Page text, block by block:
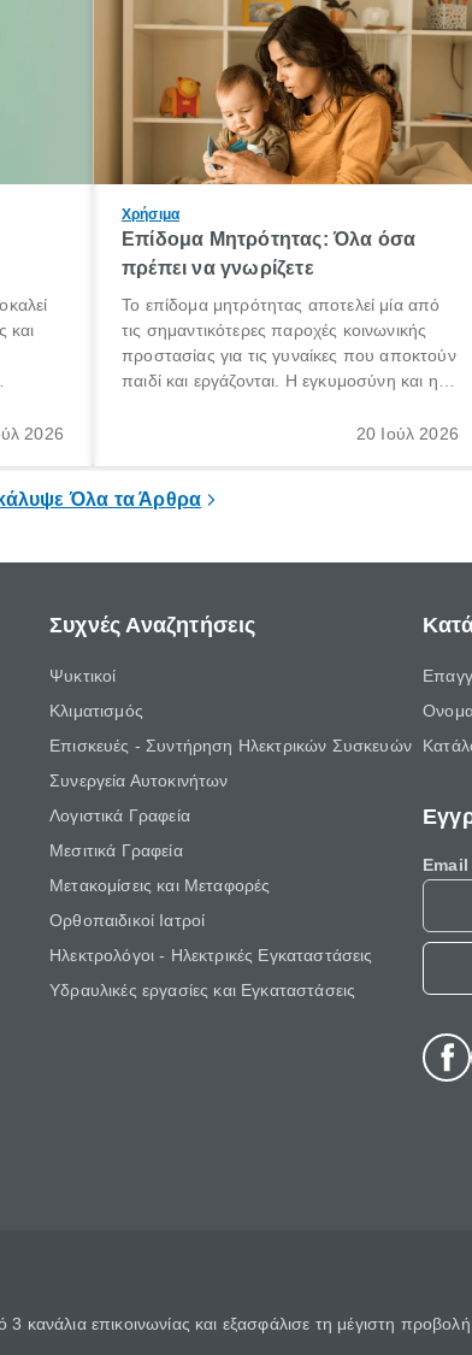
και
2026
Χρήσιμα
Επίδομα Μητρότητας: Όλα όσα
πρέπει να γνωρίζετε
Το επίδομα μητρότητας αποτελεί μία από
τις σημαντικότερες παροχές κοινωνικής
προστασίας για τις γυναίκες που αποκτούν
παιδί και εργάζονται. Η εγκυμοσύνη και η
σημαντική περίοδος στη ζωή κάθε20 Ιούλ 2026
Όλα τα Άρθρα
Συχνές Αναζητήσεις
Ψυκτικοί
Κλιματισμός
Επισκευές - Συντήρηση Ηλεκτρικών Συσκευών
Συνεργεία Αυτοκινήτων
Λογιστικά Γραφεία
Μεσιτικά Γραφεία
Μετακομίσεις και Μεταφορές
Ορθοπαιδικοί Ιατροί
Ηλεκτρολόγοι - Ηλεκτρικές Εγκαταστάσεις
Υδραυλικές εργασίες και Εγκαταστάσεις
Email
επικοινωνίας και εξασφάλισε τη μέγιστη